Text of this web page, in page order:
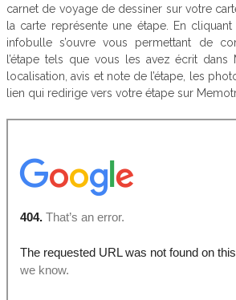
carnet de voyage de dessiner sur votre
la carte représente une étape. En
infobulle s’ouvre vous permettant de
l’étape tels que vous les avez écrit dans
localisation, avis et note de l’étape, les
lien qui redirige vers votre étape sur